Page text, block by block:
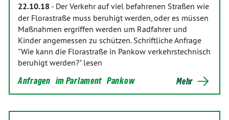
22.10.18 - Der Verkehr auf viel befahrenen Straßen wie
der Florastraße muss beruhigt werden, oder es müssen
Maßnahmen ergriffen werden um Radfahrer und
Kinder angemessen zu schützen. Schriftliche Anfrage
"Wie kann die Florastraße in Pankow verkehrstechnisch
beruhigt werden?" lesen
Anfragen im Parlament Pankow Mehr